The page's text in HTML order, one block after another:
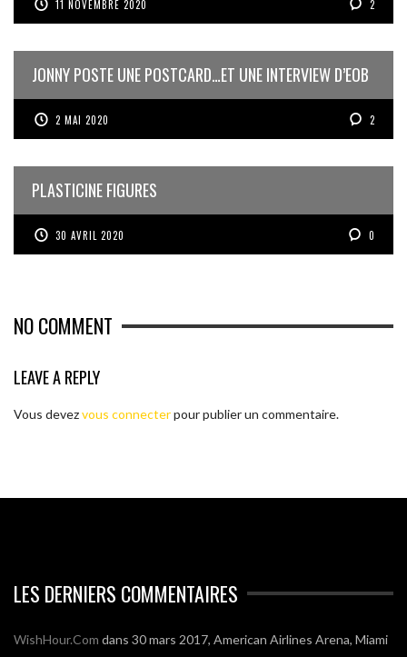
11 NOVEMBRE 2020 2
JONNY POSTE UNE POSTCARD…ET UNE INTERVIEW D’EOB
2 MAI 2020 2
PLASTICINE FIGURES
30 AVRIL 2020 0
NO COMMENT
LEAVE A REPLY
Vous devezvous connecterpour publier un commentaire.
LES DERNIERS COMMENTAIRES
WishHour.Com dans 30 mars 2017, American Airlines Arena, Miami